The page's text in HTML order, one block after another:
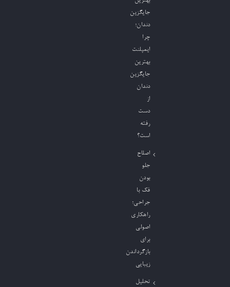
جایگزین
دندان؛
چرا
ایمپلنت
بهترین
جایگزین
دندان
از
دست
رفته
است؟
اصلاح
جلو
بودن
فک با
جراحی؛
راهکاری
اصولی
برای
بازگرداندن
زیبایی
تحلیل